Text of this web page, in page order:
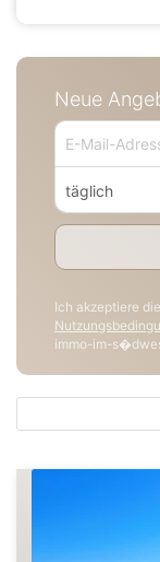
Neue
täglich
Ich akzeptiere die
immo-im-